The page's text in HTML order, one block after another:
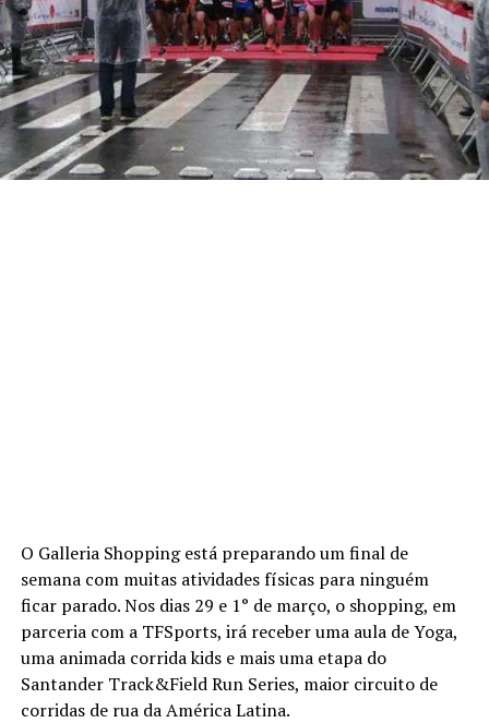
O Galleria Shopping está preparando um final de
semana com muitas atividades físicas para ninguém
ficar parado. Nos dias 29 e 1° de março, o shopping, em
parceria com a TFSports, irá receber uma aula de Yoga,
uma animada corrida kids e mais uma etapa do
Santander Track&Field Run Series, maior circuito de
corridas de rua da América Latina.